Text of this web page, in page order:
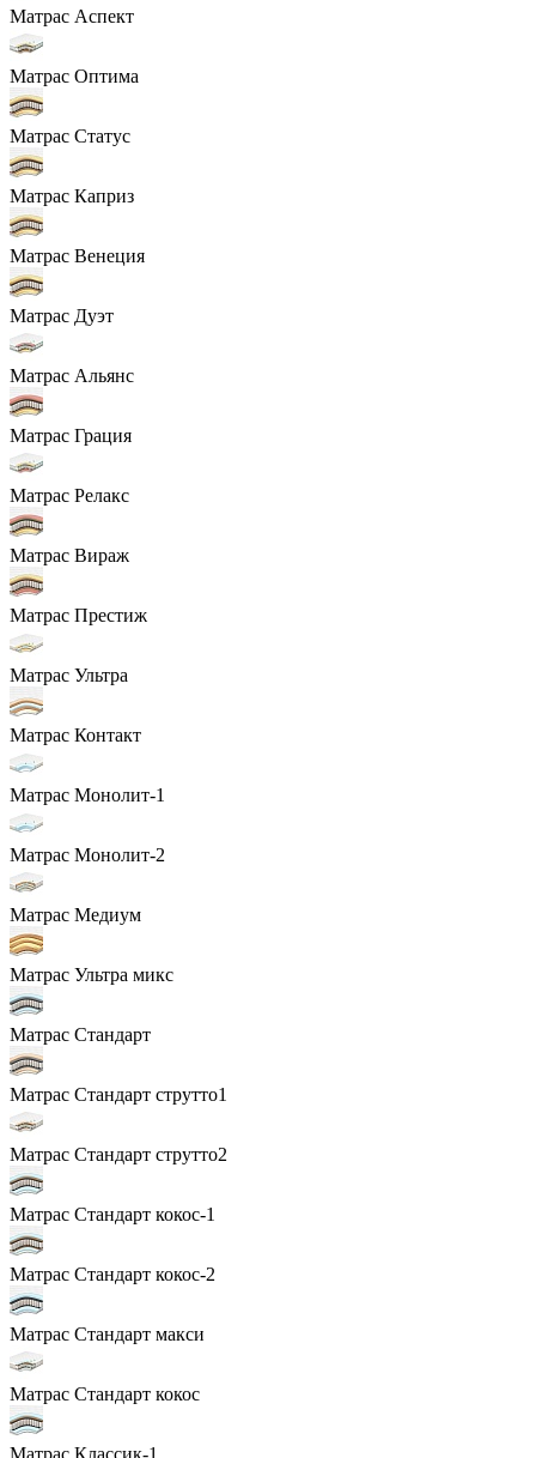
Матрас Аспект
Матрас Оптима
Матрас Статус
Матрас Каприз
Матрас Венеция
Матрас Дуэт
Матрас Альянс
Матрас Грация
Матрас Релакс
Матрас Вираж
Матрас Престиж
Матрас Ультра
Матрас Контакт
Матрас Монолит-1
Матрас Монолит-2
Матрас Медиум
Матрас Ультра микс
Матрас Стандарт
Матрас Стандарт струтто1
Матрас Стандарт струтто2
Матрас Стандарт кокос-1
Матрас Стандарт кокос-2
Матрас Стандарт макси
Матрас Стандарт кокос